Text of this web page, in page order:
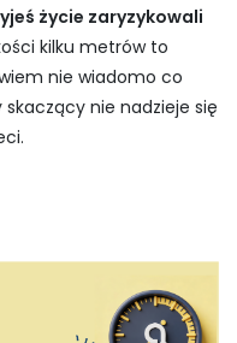
życie zaryzykowali
kilku metrów to
nie wiadomo co
nie nadzieje się